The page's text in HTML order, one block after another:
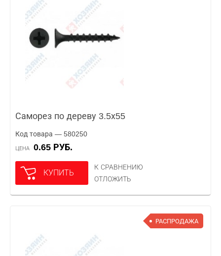
Саморез по дереву 3.5х55
Код товара — 580250
ЦЕНА 0.65 РУБ.
КУПИТЬ
К СРАВНЕНИЮ
ОТЛОЖИТЬ
РАСПРОДАЖА